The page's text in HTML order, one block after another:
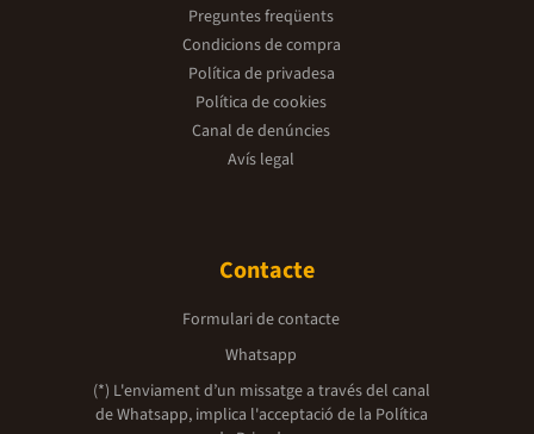
Preguntes freqüents
Condicions de compra
Política de privadesa
Política de cookies
Canal de denúncies
Avís legal
Contacte
Formulari de contacte
Whatsapp
(*) L'enviament d’un missatge a través del canal
de Whatsapp, implica l'acceptació de la Política